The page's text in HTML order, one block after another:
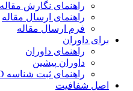
راهنمای نگارش مقاله
راهنمای ارسال مقاله
فرم ارسال مقاله
داوران
راهنمای داوران
داوران پیشین
راهنمای ثبت شناسه Researcher ID و ثبت داوری
شفافیت